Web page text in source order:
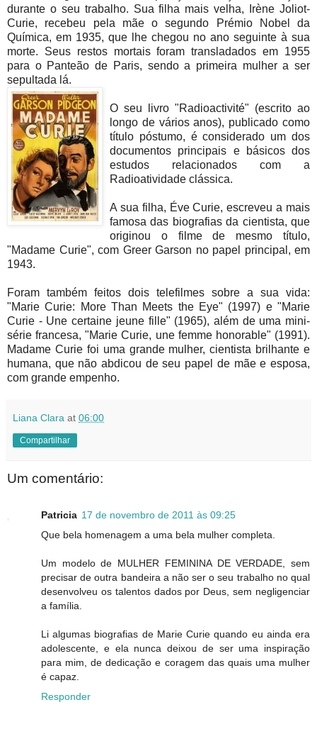
durante o seu trabalho. Sua filha mais velha, Irène Joliot-
Curie, recebeu pela mãe o segundo Prémio Nobel da
Química, em 1935, que lhe chegou no ano seguinte à sua
morte. Seus restos mortais foram transladados em 1955
para o Panteão de Paris, sendo a primeira mulher a ser
sepultada lá.
O seu livro "Radioactivité" (escrito ao
longo de vários anos), publicado como
título póstumo, é considerado um dos
documentos principais e básicos dos
estudos relacionados com a
Radioatividade clássica.
A sua filha, Éve Curie, escreveu a mais
famosa das biografias da cientista, que
originou o filme de mesmo título,
"Madame Curie", com Greer Garson no papel principal, em
1943.
Foram também feitos dois telefilmes sobre a sua vida:
"Marie Curie: More Than Meets the Eye" (1997) e "Marie
Curie - Une certaine jeune fille" (1965), além de uma mini-
série francesa, "Marie Curie, une femme honorable" (1991).
Madame Curie foi uma grande mulher, cientista brilhante e
humana, que não abdicou de seu papel de mãe e esposa,
com grande empenho.
Liana Clara at 06:00
Compartilhar
Um comentário:
Patricia 17 de novembro de 2011 às 09:25
Que bela homenagem a uma bela mulher completa.
Um modelo de MULHER FEMININA DE VERDADE, sem
precisar de outra bandeira a não ser o seu trabalho no qual
desenvolveu os talentos dados por Deus, sem negligenciar
a família.
Li algumas biografias de Marie Curie quando eu ainda era
adolescente, e ela nunca deixou de ser uma inspiração
para mim, de dedicação e coragem das quais uma mulher
é capaz.
Responder